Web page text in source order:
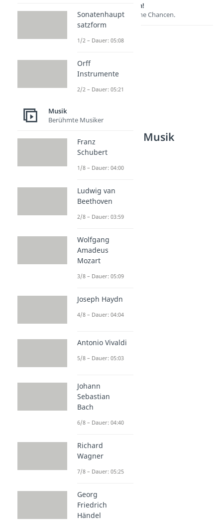
Lernen lohnt sich!
Entdecke hier deine Chancen.
Weitere Inhalte: Musik
Rhythmus und Takt
Taktarten
Dauer: 04:39
Dauer: 03:58
Rhythmus
Dauer: 04:27
Sonatenhaupt
satzform
1/2 – Dauer: 05:08
Orff
Instrumente
2/2 – Dauer: 05:21
Musik
Berühmte Musiker
Franz
Schubert
1/8 – Dauer: 04:00
Ludwig van
Beethoven
2/8 – Dauer: 03:59
Wolfgang
Amadeus
Mozart
3/8 – Dauer: 05:09
Joseph Haydn
4/8 – Dauer: 04:04
Antonio Vivaldi
5/8 – Dauer: 05:03
Johann
Sebastian
Bach
6/8 – Dauer: 04:40
Richard
Wagner
7/8 – Dauer: 05:25
Georg
Friedrich
Händel